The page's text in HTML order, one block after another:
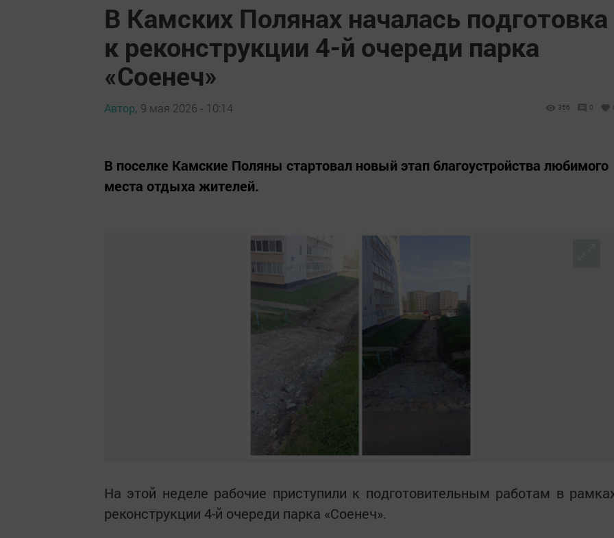
В Камских Полянах началась подготовка
к реконструкции 4-й очереди парка
«Соенеч»
Автор, 9 мая 2026 - 10:14 356 0
В поселке Камские Поляны стартовал новый этап благоустройства любимого
места отдыха жителей.
На этой неделе рабочие приступили к подготовительным работам в
реконструкции 4-й очереди парка «Соенеч».